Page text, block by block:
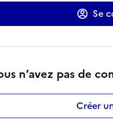
Se
n’avez pas de
Créer